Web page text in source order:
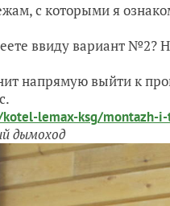
с которыми я
ввиду вариант №2?
напрямую выйти к
lemax-ksg/montazh-
дымоход